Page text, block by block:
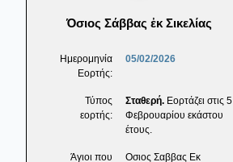
Όσιος Σάββας ἐκ Σικελίας
Ημερομηνία
Εορτής:
05/02/2026
Τύπος
εορτής:
Σταθερή. Εορτάζει στις 5
Φεβρουαρίου εκάστου
έτους.
Άγιοι που
Οσιος Σαββας Eκ